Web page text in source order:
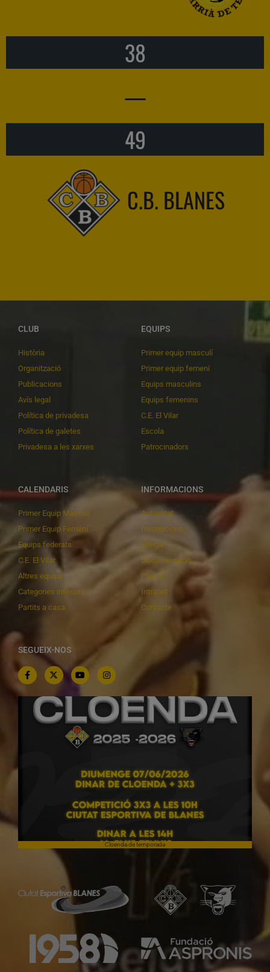
38
—
49
C.B. BLANES
CLUB
Història
Organització
Publicacions
Avís legal
Política de privadesa
Política de galetes
Privadesa a les xarxes
EQUIPS
Primer equip masculí
Primer equip femení
Equips masculins
Equips femenins
C.E. El Vilar
Escola
Patrocinadors
CALENDARIS
Primer Equip Masculí
Primer Equip Femení
Equips federats
C.E. El Vilar
Altres equips
Categories inferiors
Partits a casa
INFORMACIONS
Actualitat
Inscripcions
Botiga
Documentació
Playoff
Intranet
Contacte
SEGUEIX-NOS
Cloenda de temporada